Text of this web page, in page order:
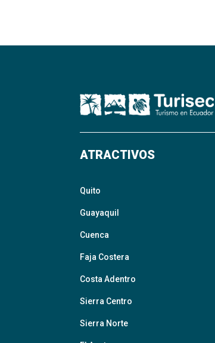
ATRACTIVOS
Quito
Guayaquil
Cuenca
Faja Costera
Costa Adentro
Sierra Centro
Sierra Norte